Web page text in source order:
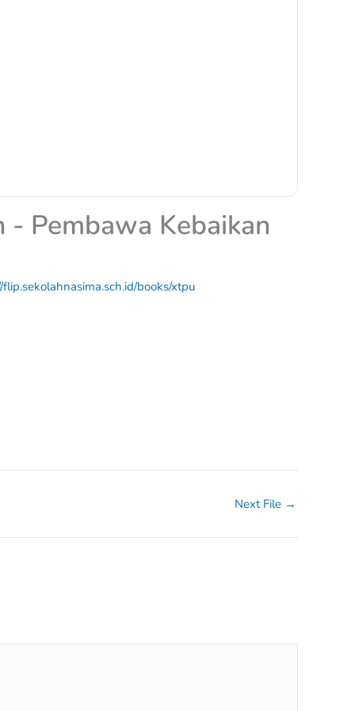
Pembawa Kebaikan
books/xtpu
Next File →